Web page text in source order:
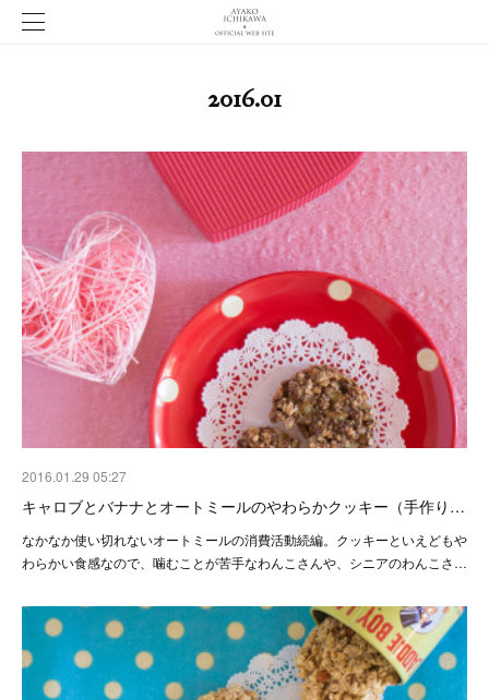
2016.01
2016.01.29 05:27
キャロブとバナナとオートミールのやわらかクッキー（手作り…
なかなか使い切れないオートミールの消費活動続編。クッキーといえどもや
わらかい食感なので、噛むことが苦手なわんこさんや、シニアのわんこさ…